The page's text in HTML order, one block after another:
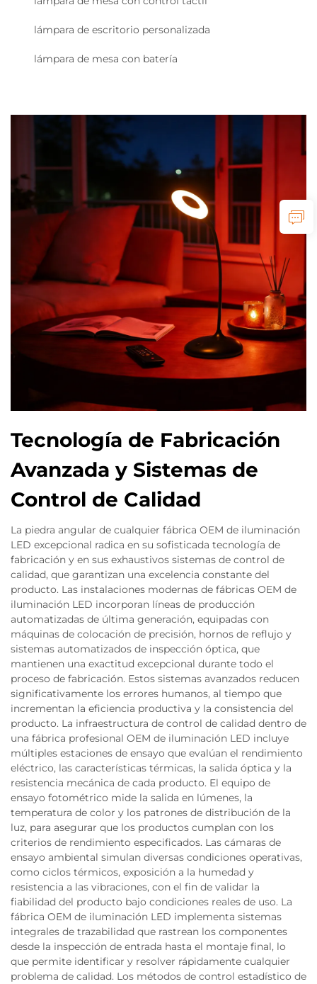
lámpara de escritorio personalizada
lámpara de mesa con batería
Tecnología de Fabricación
Avanzada y Sistemas de
Control de Calidad
La piedra angular de cualquier fábrica OEM de iluminación
LED excepcional radica en su sofisticada tecnología de
fabricación y en sus exhaustivos sistemas de control de
calidad, que garantizan una excelencia constante del
producto. Las instalaciones modernas de fábricas OEM de
iluminación LED incorporan líneas de producción
automatizadas de última generación, equipadas con
máquinas de colocación de precisión, hornos de reflujo y
sistemas automatizados de inspección óptica, que
mantienen una exactitud excepcional durante todo el
proceso de fabricación. Estos sistemas avanzados reducen
significativamente los errores humanos, al tiempo que
incrementan la eficiencia productiva y la consistencia del
producto. La infraestructura de control de calidad dentro de
una fábrica profesional OEM de iluminación LED incluye
múltiples estaciones de ensayo que evalúan el rendimiento
eléctrico, las características térmicas, la salida óptica y la
resistencia mecánica de cada producto. El equipo de
ensayo fotométrico mide la salida en lúmenes, la
temperatura de color y los patrones de distribución de la
luz, para asegurar que los productos cumplan con los
criterios de rendimiento especificados. Las cámaras de
ensayo ambiental simulan diversas condiciones operativas,
como ciclos térmicos, exposición a la humedad y
resistencia a las vibraciones, con el fin de validar la
fiabilidad del producto bajo condiciones reales de uso. La
fábrica OEM de iluminación LED implementa sistemas
integrales de trazabilidad que rastrean los componentes
desde la inspección de entrada hasta el montaje final, lo
que permite identificar y resolver rápidamente cualquier
problema de calidad. Los métodos de control estadístico de